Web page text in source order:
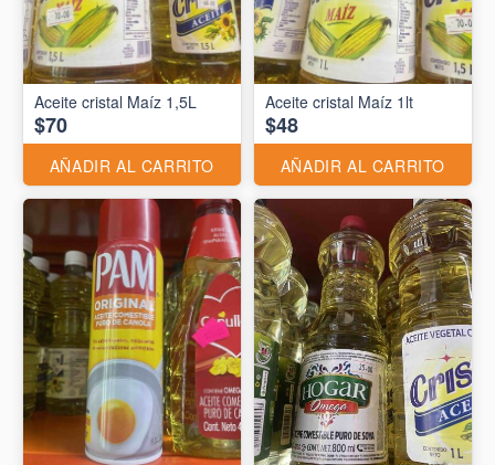
Aceite cristal Maíz 1,5L
$70
AÑADIR AL CARRITO
Aceite cristal Maíz 1lt
$48
AÑADIR AL CARRITO